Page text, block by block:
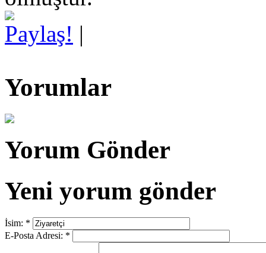
Paylaş! |
Yorumlar
Yorum Gönder
Yeni yorum gönder
İsim: *
E-Posta Adresi: *